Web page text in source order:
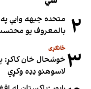
۲ متحده جبهه وايي په
بالمعروف یو
۳ ځانګړی
خوشحال خان کاکړ:
لاسوهنو ډډه وکړي